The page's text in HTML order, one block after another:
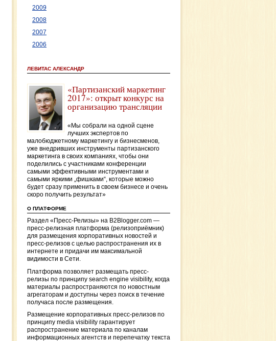
2009
2008
2007
2006
ЛЕВИТАС АЛЕКСАНДР
«Партизанский маркетинг
2017»: открыт конкурс на
организацию трансляции
«Мы собрали на одной сцене
лучших экспертов по
малобюджетному маркетингу и бизнесменов,
уже внедривших инструменты партизанского
маркетинга в своих компаниях, чтобы они
поделились с участниками конференции
самыми эффективными инструментами и
самыми яркими „фишками“, которые можно
будет сразу применить в своем бизнесе и очень
скоро получить результат»
О ПЛАТФОРМЕ
Раздел «Пресс-Релизы» на B2Blogger.com —
пресс-релизная платформа (релизоприёмник)
для размещения корпоративных новостей и
пресс-релизов с целью распространения их в
интернете и придачи им максимальной
видимости в Сети.
Платформа позволяет размещать пресс-
релизы по принципу search engine visibility, когда
материалы распространяются по новостным
агрегаторам и доступны через поиск в течение
получаса после размещения.
Размещение корпоративных пресс-релизов по
принципу media visibility гарантирует
распространение материала по каналам
информационных агентств и перепечатку текста